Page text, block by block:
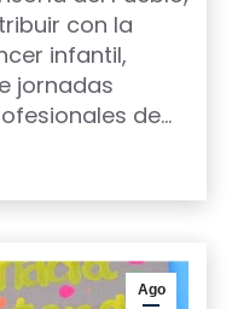
con la
infantil,
jornadas
de…
Ago